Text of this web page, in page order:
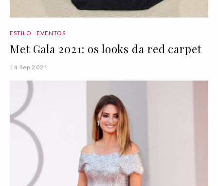
ESTILO EVENTOS
Met Gala 2021: os looks da red carpet
14 Sep 2021